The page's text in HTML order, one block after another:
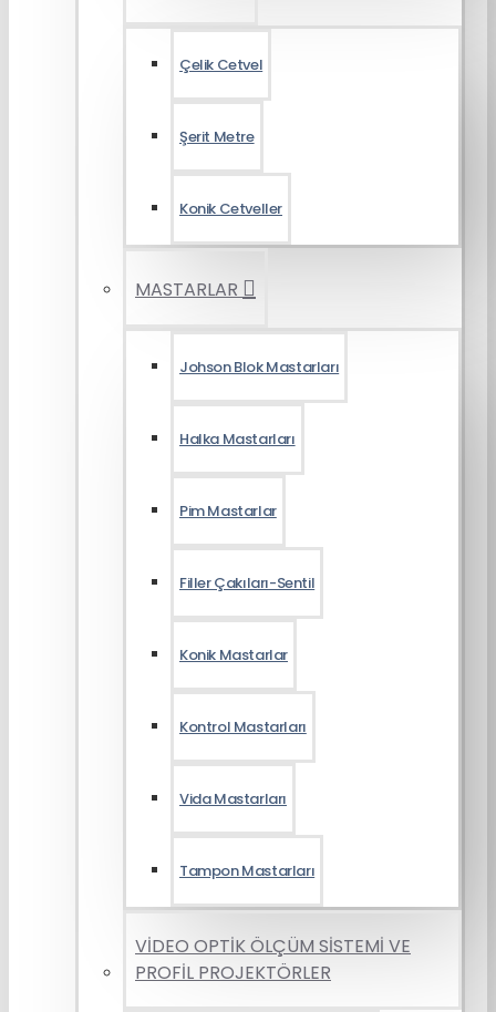
Çelik Cetvel
Şerit Metre
Konik Cetveller
MASTARLAR
Johson Blok Mastarları
Halka Mastarları
Pim Mastarlar
Filler Çakıları-Sentil
Konik Mastarlar
Kontrol Mastarları
Vida Mastarları
Tampon Mastarları
VİDEO OPTİK ÖLÇÜM SİSTEMİ VE
PROFİL PROJEKTÖRLER